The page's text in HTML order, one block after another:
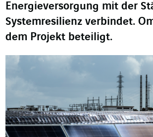
Energieversorgung mit der
Systemresilienz verbindet.
dem Projekt beteiligt.